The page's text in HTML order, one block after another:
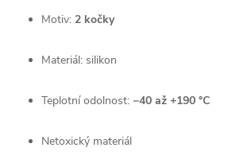
Motiv: 2 kočky
Materiál: silikon
Teplotní odolnost: −40 až +190 °C
Netoxický materiál